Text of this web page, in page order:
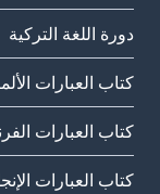
دورة اللغة التركية
كتاب العبارات
كتاب العبارات
كتاب العبارات